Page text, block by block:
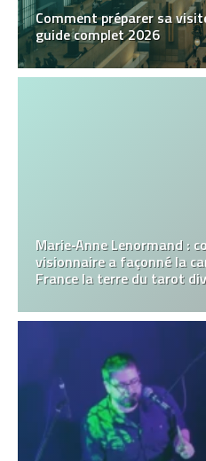
Comment préparer sa
guide complet 2026
Marie‑Anne Lenormand :
visionnaire a façonné la
France la terre du tarot